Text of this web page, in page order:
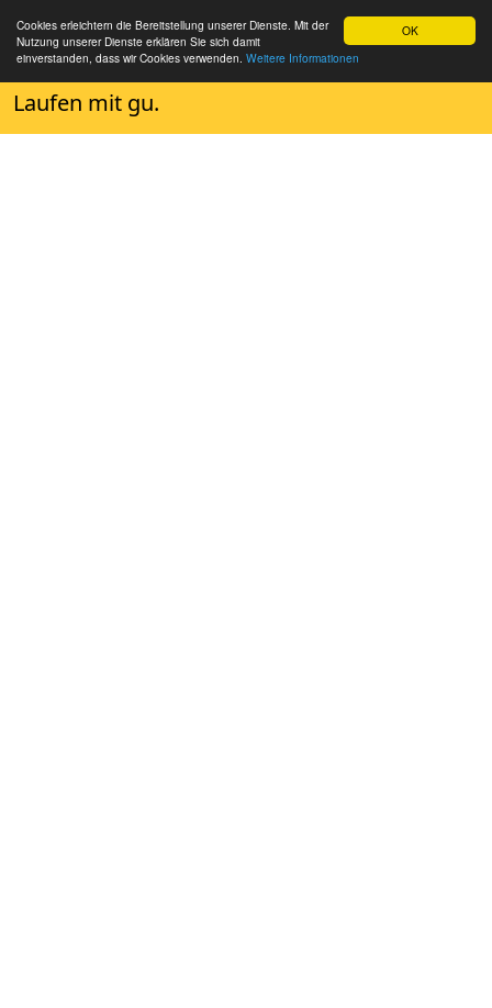
OK
Cookies erleichtern die Bereitstellung unserer Dienste. Mit der
Nutzung unserer Dienste erklären Sie sich damit
einverstanden, dass wir Cookies verwenden. Weitere Informationen
Laufen mit gu.